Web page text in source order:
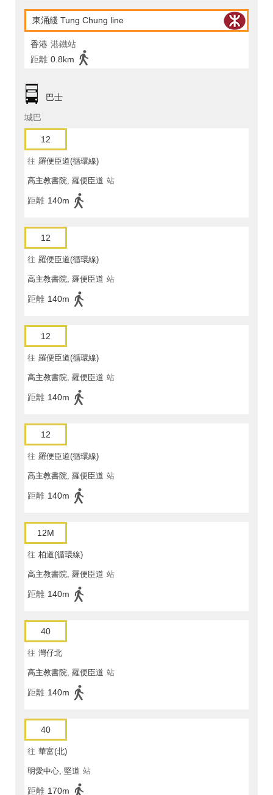
東涌綫 Tung Chung line
香港 港鐵站
距離 0.8km
巴士
城巴
12
往 羅便臣道(循環線)
高主教書院, 羅便臣道 站
距離 140m
12
往 羅便臣道(循環線)
高主教書院, 羅便臣道 站
距離 140m
12
往 羅便臣道(循環線)
高主教書院, 羅便臣道 站
距離 140m
12
往 羅便臣道(循環線)
高主教書院, 羅便臣道 站
距離 140m
12M
往 柏道(循環線)
高主教書院, 羅便臣道 站
距離 140m
40
往 灣仔北
高主教書院, 羅便臣道 站
距離 140m
40
往 華富(北)
明愛中心, 堅道 站
距離 170m